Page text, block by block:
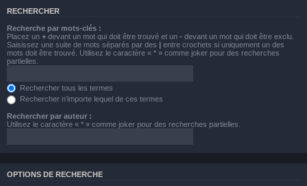
RECHERCHER
Recherche par mots-clés :
Placez un + devant un mot qui doit être trouvé et un - devant un mot qui doit être exclu.
Saisissez une suite de mots séparés par des | entre crochets si uniquement un des
mots doit être trouvé. Utilisez le caractère « * » comme joker pour des recherches
partielles.
Rechercher tous les termes
Rechercher n’importe lequel de ces termes
Rechercher par auteur :
Utilisez le caractère « * » comme joker pour des recherches partielles.
OPTIONS DE RECHERCHE